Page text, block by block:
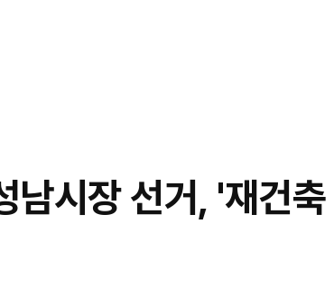
시장 선거, '재건